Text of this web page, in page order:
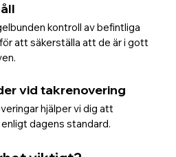
kontroll av befintliga
att säkerställa att de är i gott
vid takrenovering
hjälper vi dig att
dagens standard.